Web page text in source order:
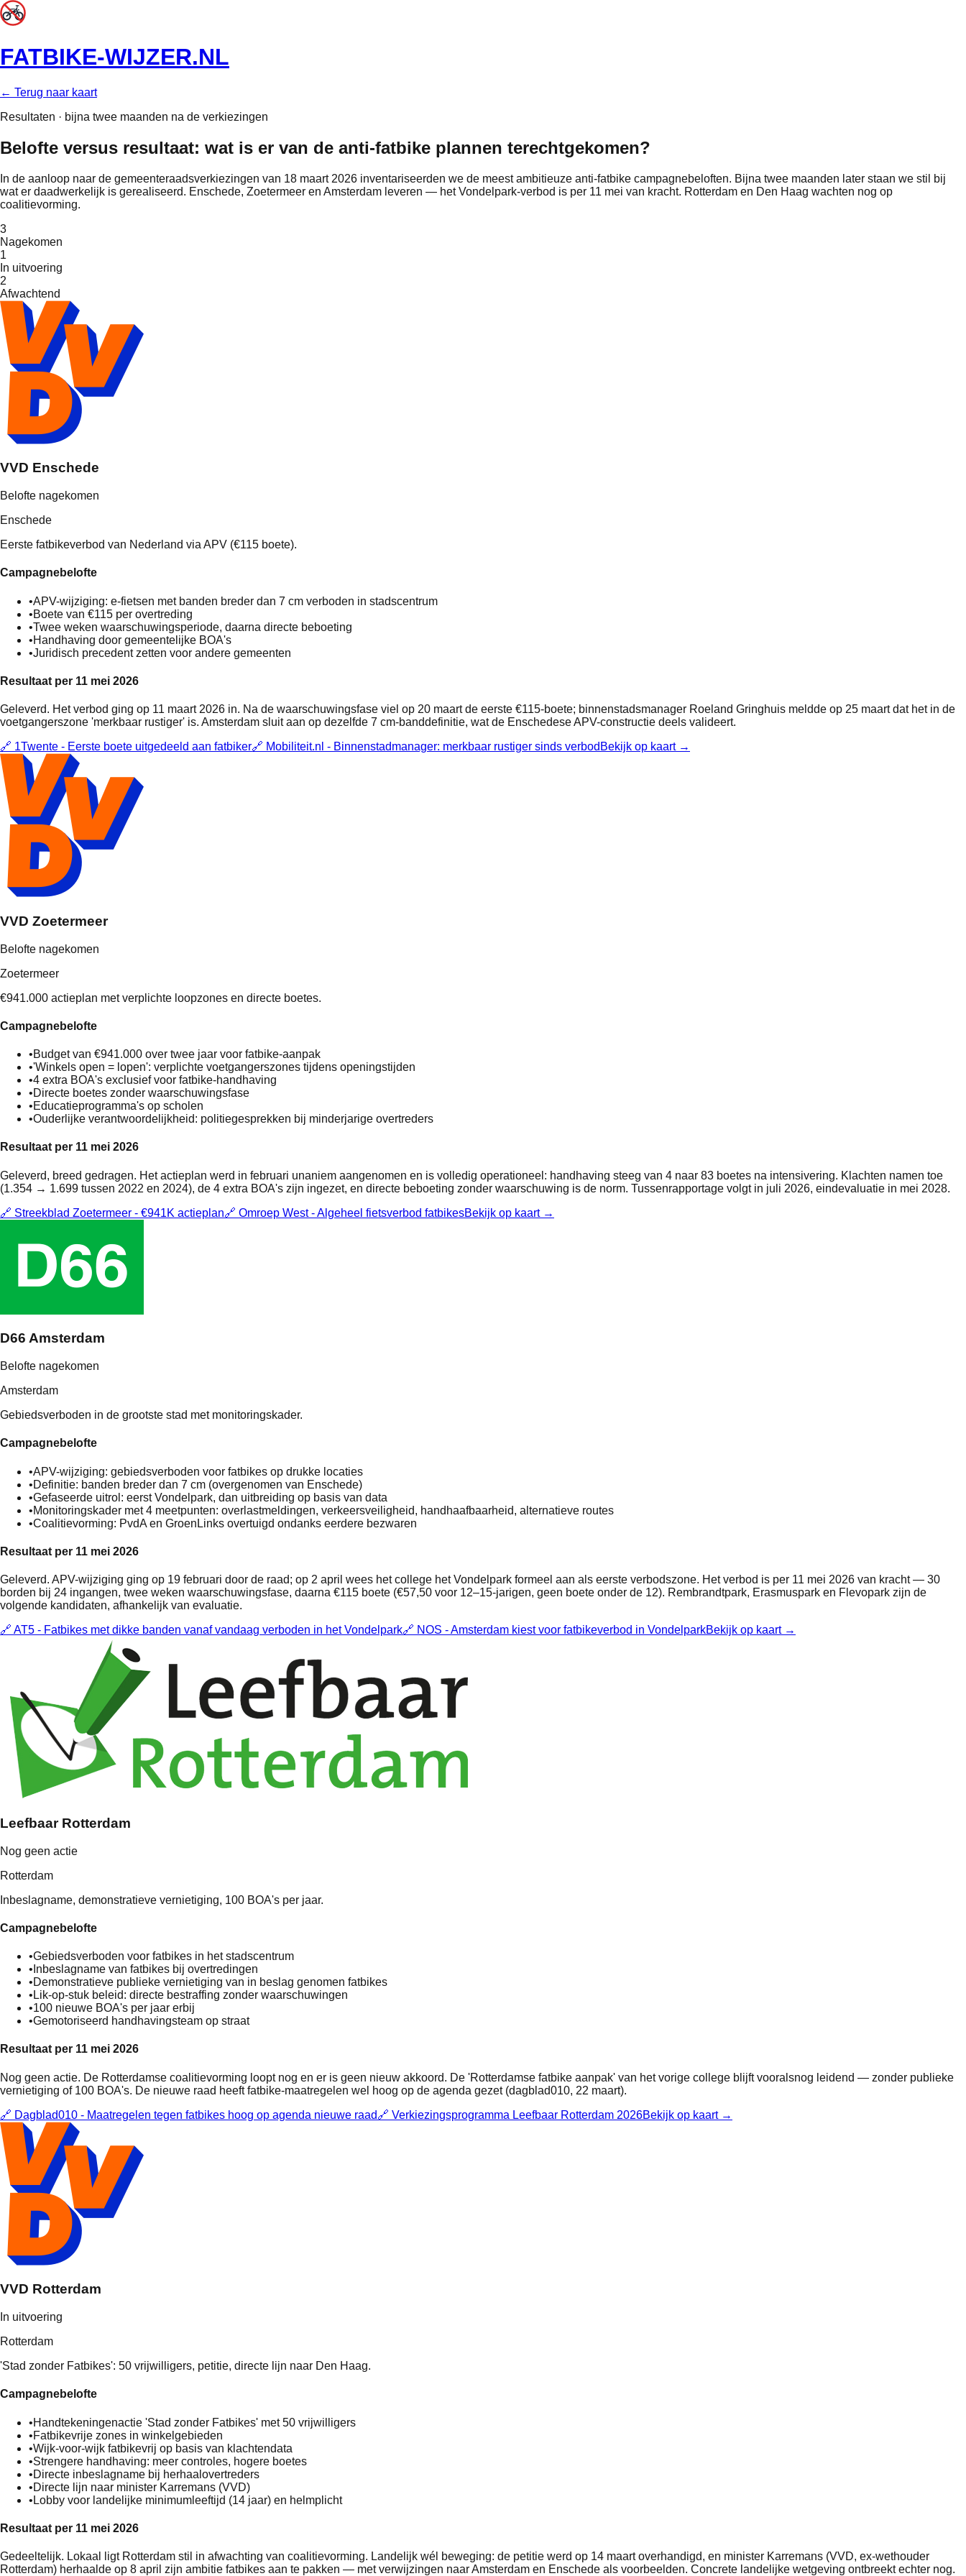
FATBIKE-WIJZER.NL
← Terug naar kaart
Resultaten · bijna twee maanden na de verkiezingen
Belofte versus resultaat: wat is er van de anti-fatbike plannen terechtgekomen?
In de aanloop naar de gemeenteraadsverkiezingen van 18 maart 2026 inventariseerden we de meest ambitieuze anti-fatbike campagnebeloften. Bijna twee maanden later staan we stil bij
wat er daadwerkelijk is gerealiseerd. Enschede, Zoetermeer en Amsterdam leveren — het Vondelpark-verbod is per 11 mei van kracht. Rotterdam en Den Haag wachten nog op
coalitievorming.
3
Nagekomen
1
In uitvoering
2
Afwachtend
VVD Enschede
Belofte nagekomen
Enschede
Eerste fatbikeverbod van Nederland via APV (€115 boete).
Campagnebelofte
•APV-wijziging: e-fietsen met banden breder dan 7 cm verboden in stadscentrum
•Boete van €115 per overtreding
•Twee weken waarschuwingsperiode, daarna directe beboeting
•Handhaving door gemeentelijke BOA's
•Juridisch precedent zetten voor andere gemeenten
Resultaat per 11 mei 2026
Geleverd. Het verbod ging op 11 maart 2026 in. Na de waarschuwingsfase viel op 20 maart de eerste €115-boete; binnenstadsmanager Roeland Gringhuis meldde op 25 maart dat het in de
voetgangerszone 'merkbaar rustiger' is. Amsterdam sluit aan op dezelfde 7 cm-banddefinitie, wat de Enschedese APV-constructie deels valideert.
🔗 1Twente - Eerste boete uitgedeeld aan fatbiker🔗 Mobiliteit.nl - Binnenstadmanager: merkbaar rustiger sinds verbod Bekijk op kaart →
VVD Zoetermeer
Belofte nagekomen
Zoetermeer
€941.000 actieplan met verplichte loopzones en directe boetes.
Campagnebelofte
•Budget van €941.000 over twee jaar voor fatbike-aanpak
•'Winkels open = lopen': verplichte voetgangerszones tijdens openingstijden
•4 extra BOA's exclusief voor fatbike-handhaving
•Directe boetes zonder waarschuwingsfase
•Educatieprogramma's op scholen
•Ouderlijke verantwoordelijkheid: politiegesprekken bij minderjarige overtreders
Resultaat per 11 mei 2026
Geleverd, breed gedragen. Het actieplan werd in februari unaniem aangenomen en is volledig operationeel: handhaving steeg van 4 naar 83 boetes na intensivering. Klachten namen toe
(1.354 → 1.699 tussen 2022 en 2024), de 4 extra BOA's zijn ingezet, en directe beboeting zonder waarschuwing is de norm. Tussenrapportage volgt in juli 2026, eindevaluatie in mei 2028.
🔗 Streekblad Zoetermeer - €941K actieplan🔗 Omroep West - Algeheel fietsverbod fatbikesBekijk op kaart →
D66 Amsterdam
Belofte nagekomen
Amsterdam
Gebiedsverboden in de grootste stad met monitoringskader.
Campagnebelofte
•APV-wijziging: gebiedsverboden voor fatbikes op drukke locaties
•Definitie: banden breder dan 7 cm (overgenomen van Enschede)
•Gefaseerde uitrol: eerst Vondelpark, dan uitbreiding op basis van data
•Monitoringskader met 4 meetpunten: overlastmeldingen, verkeersveiligheid, handhaafbaarheid, alternatieve routes
•Coalitievorming: PvdA en GroenLinks overtuigd ondanks eerdere bezwaren
Resultaat per 11 mei 2026
Geleverd. APV-wijziging ging op 19 februari door de raad; op 2 april wees het college het Vondelpark formeel aan als eerste verbodszone. Het verbod is per 11 mei 2026 van kracht — 30
borden bij 24 ingangen, twee weken waarschuwingsfase, daarna €115 boete (€57,50 voor 12–15-jarigen, geen boete onder de 12). Rembrandtpark, Erasmuspark en Flevopark zijn de
volgende kandidaten, afhankelijk van evaluatie.
🔗 AT5 - Fatbikes met dikke banden vanaf vandaag verboden in het Vondelpark🔗 NOS - Amsterdam kiest voor fatbikeverbod in VondelparkBekijk op kaart →
Leefbaar Rotterdam
Nog geen actie
Rotterdam
Inbeslagname, demonstratieve vernietiging, 100 BOA's per jaar.
Campagnebelofte
•Gebiedsverboden voor fatbikes in het stadscentrum
• Inbeslagname van fatbikes bij overtredingen
•Demonstratieve publieke vernietiging van in beslag genomen fatbikes
• Lik-op-stuk beleid: directe bestraffing zonder waarschuwingen
•100 nieuwe BOA's per jaar erbij
•Gemotoriseerd handhavingsteam op straat
Resultaat per 11 mei 2026
Nog geen actie. De Rotterdamse coalitievorming loopt nog en er is geen nieuw akkoord. De 'Rotterdamse fatbike aanpak' van het vorige college blijft vooralsnog leidend — zonder publieke
vernietiging of 100 BOA's. De nieuwe raad heeft fatbike-maatregelen wel hoog op de agenda gezet (dagblad010, 22 maart).
🔗 Dagblad010 - Maatregelen tegen fatbikes hoog op agenda nieuwe raad🔗 Verkiezingsprogramma Leefbaar Rotterdam 2026Bekijk op kaart →
VVD Rotterdam
In uitvoering
Rotterdam
'Stad zonder Fatbikes': 50 vrijwilligers, petitie, directe lijn naar Den Haag.
Campagnebelofte
•Handtekeningenactie 'Stad zonder Fatbikes' met 50 vrijwilligers
•Fatbikevrije zones in winkelgebieden
•Wijk-voor-wijk fatbikevrij op basis van klachtendata
•Strengere handhaving: meer controles, hogere boetes
•Directe inbeslagname bij herhaalovertreders
•Directe lijn naar minister Karremans (VVD)
• Lobby voor landelijke minimumleeftijd (14 jaar) en helmplicht
Resultaat per 11 mei 2026
Gedeeltelijk. Lokaal ligt Rotterdam stil in afwachting van coalitievorming. Landelijk wél beweging: de petitie werd op 14 maart overhandigd, en minister Karremans (VVD, ex-wethouder
Rotterdam) herhaalde op 8 april zijn ambitie fatbikes aan te pakken — met verwijzingen naar Amsterdam en Enschede als voorbeelden. Concrete landelijke wetgeving ontbreekt echter nog.